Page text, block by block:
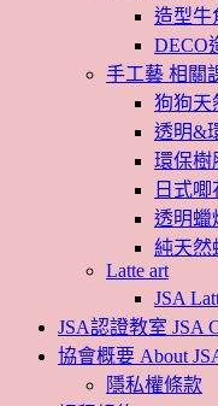
造型牛
DECO
手工藝 相關
狗狗天
透明&
環保樹
日式唧
透明蠟
純天然
Latte art
JSA
JSA認證教室 JSA
協會概要 About
隱私權條款